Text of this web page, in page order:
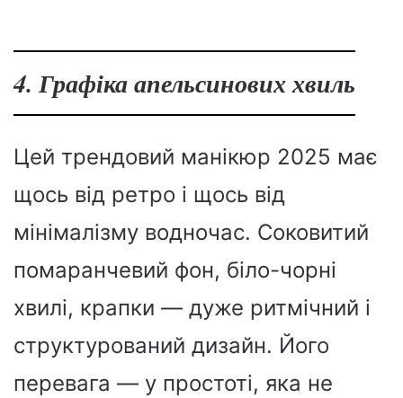
4. Графіка апельсинових хвиль
Цей трендовий манікюр 2025 має
щось від ретро і щось від
мінімалізму водночас. Соковитий
помаранчевий фон, біло-чорні
хвилі, крапки — дуже ритмічний і
структурований дизайн. Його
перевага — у простоті, яка не